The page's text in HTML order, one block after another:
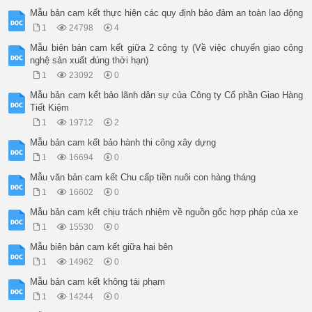
Mẫu bản cam kết thực hiện các quy định bảo đảm an toàn lao động
1 24798 4
Mẫu biên bản cam kết giữa 2 công ty (Về việc chuyển giao công
nghệ sản xuất đúng thời hạn)
1 23092 0
Mẫu bản cam kết bảo lãnh dân sự của Công ty Cổ phần Giao Hàng
Tiết Kiệm
1 19712 2
Mẫu bản cam kết bảo hành thi công xây dựng
1 16694 0
Mẫu văn bản cam kết Chu cấp tiền nuôi con hàng tháng
1 16602 0
Mẫu bản cam kết chịu trách nhiệm về nguồn gốc hợp pháp của xe
1 15530 0
Mẫu biên bản cam kết giữa hai bên
1 14962 0
Mẫu bản cam kết không tái phạm
1 14244 0